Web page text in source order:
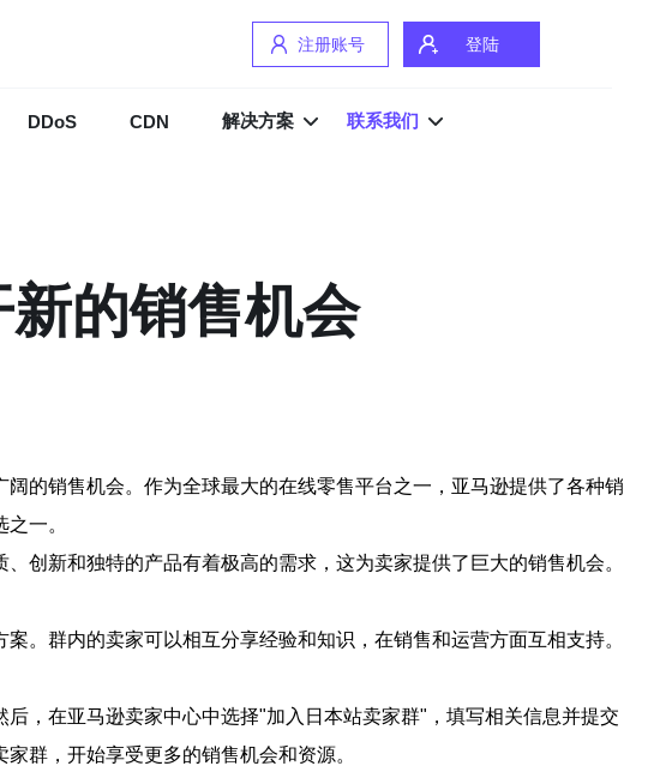
注册账号 登陆
DDoS CDN 解决方案 联系我们
的销售机会
的销售机会。作为全球最大的在线零售平台之一，亚马逊提供了各种销
一。
创新和独特的产品有着极高的需求，这为卖家提供了巨大的销售机会。
。群内的卖家可以相互分享经验和知识，在销售和运营方面互相支持。
，在亚马逊卖家中心中选择"加入日本站卖家群"，填写相关信息并提交
群，开始享受更多的销售机会和资源。